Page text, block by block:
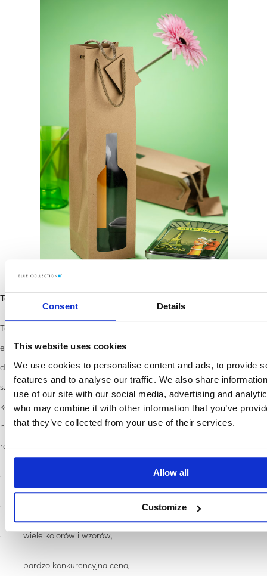
Consent Details
This website uses cookies
We use cookies to personalise content and ads, to provide
features and to analyse our traffic. We also share
use of our site with our social media, advertising and
who may combine it with other information that you’ve
that they’ve collected from your use of their services.
Allow all
Customize
Torba Z Tworzywa RPET
Torby z logo firmy wykonane z tworzywa rPET stanowią kolejny
ekologiczny wariant, ponieważ są przykładem recyklingu plastiku i
działania gospodarki w obiegu zamkniętym, która aktualnie jest
sztandarowym celem Unii Europejskiej. Sam materiał ma atrakcyjną
kolorystykę i daje się łatwo pokryć ciekawym nadrukiem w
nowoczesnych technologiach. Do głównych walorów toreb
reklamowych z tworzywa rPET należą:
· promocja recyklingu,
· wytrzymałość,
· wiele kolorów i wzorów,
· bardzo konkurencyjna cena,